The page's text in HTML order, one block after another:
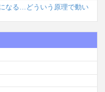
なる…どういう原理で動い